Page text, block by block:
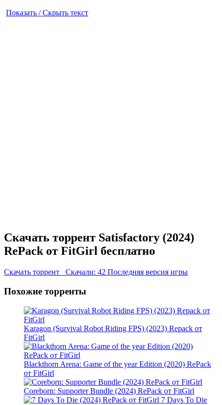
Показать / Скрыть текст
Скачать торрент Satisfactory (2024)
RePack от FitGirl бесплатно
Скачать торрент Скачали: 42 Последняя версия игры
Похожие торренты
Karagon (Survival Robot Riding FPS) (2023) Repack от
FitGirl
Blackthorn Arena: Game of the year Edition (2020) RePack
от FitGirl
Coreborn: Supporter Bundle (2024) RePack от FitGirl
7 Days To Die